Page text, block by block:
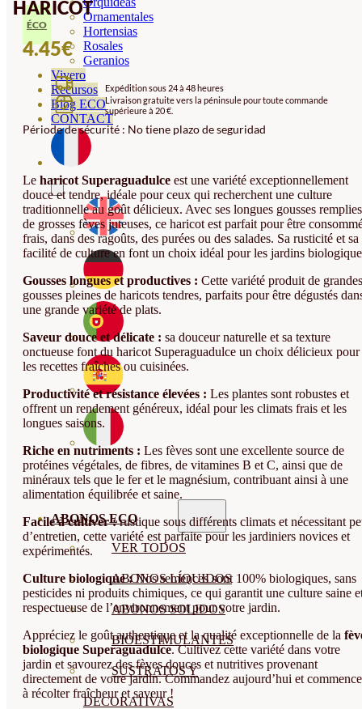
Ornamentales
Hortensias
Rosales
Geranios
Vivero
Recursos
Blog ECO
CONTACT
ABONOS ECO
VER TODOS
ABONOS LÍQUIDOS
ABONOS SOLIDOS
BIOESTIMULANTES
SUSTRATOS Y
DECORATIVAS
HARICOT
ÉCO
4.45€
Expédition sous 24 à 48 heures
Livraison gratuite vers la péninsule pour toute commande
supérieure à 20 €.
Période de sécurité : No tiene plazo de seguridad
Le haricot Superaguadulce est une variété exceptionnellement
douce et tendre, idéale pour ceux qui recherchent une culture
traditionnelle au goût délicieux. Avec ses longues gousses remplies
de grosses fèves juteuses, ce haricot est parfait pour être
frais, dans des ragoûts, des purées ou des salades. Sa rusticité et sa
facilité de culture en font un choix idéal pour les jardins
Gousses longues et productives : Cette variété produit de grandes
gousses pleines de haricots tendres, parfaits pour être dégustés
une grande variété de plats.
Saveur douce et délicate : sa douceur naturelle et sa texture
onctueuse font du haricot Superaguadulce un choix délicieux pour
les recettes fraîches ou cuisinées.
Productivité et résistance élevées : Les plantes sont robustes et
offrent un rendement généreux, idéal pour les climats frais et les
longues saisons.
Riche en nutriments : Les fèves sont une excellente source de
protéines végétales, de fibres, de vitamines B et C, ainsi que de
minéraux tels que le fer et le magnésium, contribuant ainsi à une
alimentation équilibrée et saine.
Facile à cultiver :rustique sous différents climats et nécessitant
d’entretien, cette variété est parfaite pour les jardiniers novices et
expérimentés.
Culture biologique :Nos semences sont 100% biologiques, sans
pesticides ni produits chimiques, ce qui garantit une culture saine
respectueuse de l’environnement pour votre jardin.
Appréciez le goût authentique et la qualité exceptionnelle de la
biologique Superaguadulce. Cultivez cette variété dans votre
jardin et savourez des fèves douces et nutritives provenant
directement de votre jardin. Commandez aujourd’hui et
à récolter fraîcheur et saveur !